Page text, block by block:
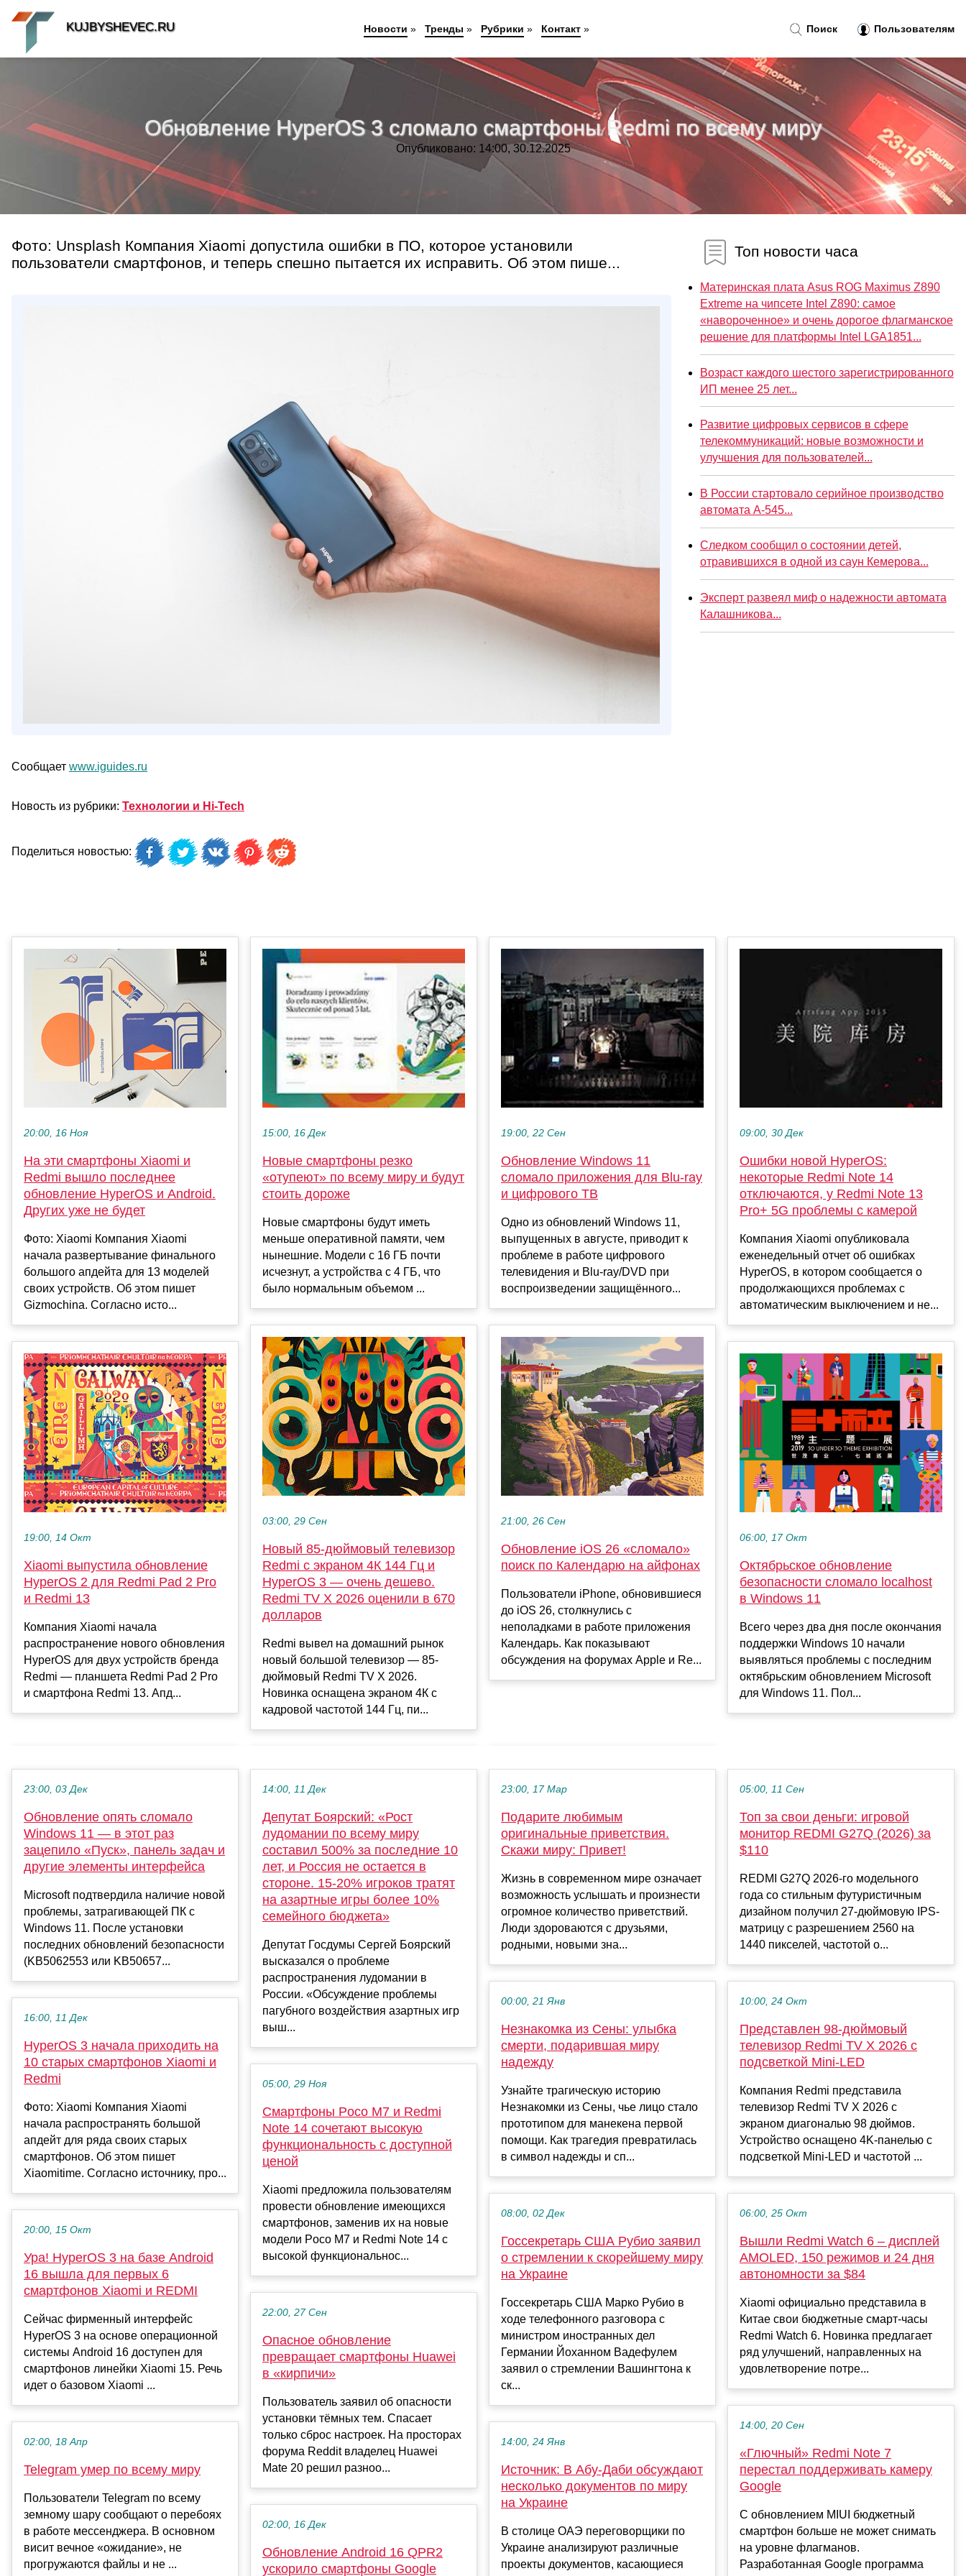
Обновление HyperOS 3 сломало смартфоны Redmi по всему миру
Опубликовано: 14:00, 30.12.2025
Фото: Unsplash Компания Xiaomi допустила ошибки в ПО, которое установили
пользователи смартфонов, и теперь спешно пытается их исправить. Об этом пише...
Сообщает www.iguides.ru
Новость из рубрики: Технологии и Hi-Tech
Поделиться новостью:
Топ новости часа
Материнская плата Asus ROG Maximus Z890
Extreme на чипсете Intel Z890: самое
«навороченное» и очень дорогое флагманское
решение для платформы Intel LGA1851...
Возраст каждого шестого зарегистрированного
ИП менее 25 лет...
Развитие цифровых сервисов в сфере
телекоммуникаций: новые возможности и
улучшения для пользователей...
В России стартовало серийное производство
автомата А-545...
Следком сообщил о состоянии детей,
отравившихся в одной из саун Кемерова...
Эксперт развеял миф о надежности автомата
Калашникова...
20:00, 16 Ноя
На эти смартфоны Xiaomi и
Redmi вышло последнее
обновление HyperOS и Android.
Других уже не будет
Фото: Xiaomi Компания Xiaomi
начала развертывание финального
большого апдейта для 13 моделей
своих устройств. Об этом пишет
Gizmochina. Согласно исто...
19:00, 14 Окт
Xiaomi выпустила обновление
HyperOS 2 для Redmi Pad 2 Pro
и Redmi 13
Компания Xiaomi начала
распространение нового обновления
HyperOS для двух устройств бренда
Redmi — планшета Redmi Pad 2 Pro
и смартфона Redmi 13. Апд...
15:00, 16 Дек
Новые смартфоны резко
«отупеют» по всему миру и будут
стоить дороже
Новые смартфоны будут иметь
меньше оперативной памяти, чем
нынешние. Модели с 16 ГБ почти
исчезнут, а устройства с 4 ГБ, что
было нормальным объемом ...
03:00, 29 Сен
Новый 85-дюймовый телевизор
Redmi с экраном 4К 144 Гц и
HyperOS 3 — очень дешево.
Redmi TV X 2026 оценили в 670
долларов
Redmi вывел на домашний рынок
новый большой телевизор — 85-
дюймовый Redmi TV X 2026.
Новинка оснащена экраном 4К с
кадровой частотой 144 Гц, пи...
19:00, 22 Сен
Обновление Windows 11
сломало приложения для Blu-ray
и цифрового ТВ
Одно из обновлений Windows 11,
выпущенных в августе, приводит к
проблеме в работе цифрового
телевидения и Blu-ray/DVD при
воспроизведении защищённого...
21:00, 26 Сен
Обновление iOS 26 «сломало»
поиск по Календарю на айфонах
Пользователи iPhone, обновившиеся
до iOS 26, столкнулись с
неполадками в работе приложения
Календарь. Как показывают
обсуждения на форумах Apple и Re...
09:00, 30 Дек
Ошибки новой HyperOS:
некоторые Redmi Note 14
отключаются, у Redmi Note 13
Pro+ 5G проблемы с камерой
Компания Xiaomi опубликовала
еженедельный отчет об ошибках
HyperOS, в котором сообщается о
продолжающихся проблемах с
автоматическим выключением и не...
06:00, 17 Окт
Октябрьское обновление
безопасности сломало localhost
в Windows 11
Всего через два дня после окончания
поддержки Windows 10 начали
выявляться проблемы с последним
октябрьским обновлением Microsoft
для Windows 11. Пол...
23:00, 03 Дек
Обновление опять сломало
Windows 11 — в этот раз
зацепило «Пуск», панель задач и
другие элементы интерфейса
Microsoft подтвердила наличие новой
проблемы, затрагивающей ПК с
Windows 11. После установки
последних обновлений безопасности
(KB5062553 или KB50657...
16:00, 11 Дек
HyperOS 3 начала приходить на
10 старых смартфонов Xiaomi и
Redmi
Фото: Xiaomi Компания Xiaomi
начала распространять большой
апдейт для ряда своих старых
смартфонов. Об этом пишет
Xiaomitime. Согласно источнику, про...
20:00, 15 Окт
Ура! HyperOS 3 на базе Android
16 вышла для первых 6
смартфонов Xiaomi и REDMI
Сейчас фирменный интерфейс
HyperOS 3 на основе операционной
системы Android 16 доступен для
смартфонов линейки Xiaomi 15. Речь
идет о базовом Xiaomi ...
02:00, 18 Апр
Telegram умер по всему миру
Пользователи Telegram по всему
земному шару сообщают о перебоях
в работе мессенджера. В основном
висит вечное «ожидание», не
прогружаются файлы и не ...
14:00, 11 Дек
Депутат Боярский: «Рост
лудомании по всему миру
составил 500% за последние 10
лет, и Россия не остается в
стороне. 15-20% игроков тратят
на азартные игры более 10%
семейного бюджета»
Депутат Госдумы Сергей Боярский
высказался о проблеме
распространения лудомании в
России. «Обсуждение проблемы
пагубного воздействия азартных игр
выш...
05:00, 29 Ноя
Смартфоны Poco M7 и Redmi
Note 14 сочетают высокую
функциональность с доступной
ценой
Xiaomi предложила пользователям
провести обновление имеющихся
смартфонов, заменив их на новые
модели Poco M7 и Redmi Note 14 с
высокой функциональнос...
22:00, 27 Сен
Опасное обновление
превращает смартфоны Huawei
в «кирпичи»
Пользователь заявил об опасности
установки тёмных тем. Спасает
только сброс настроек. На просторах
форума Reddit владелец Huawei
Mate 20 решил разноо...
02:00, 16 Дек
Обновление Android 16 QPR2
ускорило смартфоны Google
23:00, 17 Мар
Подарите любимым
оригинальные приветствия.
Скажи миру: Привет!
Жизнь в современном мире означает
возможность услышать и произнести
огромное количество приветствий.
Люди здороваются с друзьями,
родными, новыми зна...
00:00, 21 Янв
Незнакомка из Сены: улыбка
смерти, подарившая миру
надежду
Узнайте трагическую историю
Незнакомки из Сены, чье лицо стало
прототипом для манекена первой
помощи. Как трагедия превратилась
в символ надежды и сп...
08:00, 02 Дек
Госсекретарь США Рубио заявил
о стремлении к скорейшему миру
на Украине
Госсекретарь США Марко Рубио в
ходе телефонного разговора с
министром иностранных дел
Германии Йоханном Вадефулем
заявил о стремлении Вашингтона к
ск...
14:00, 24 Янв
Источник: В Абу-Даби обсуждают
несколько документов по миру
на Украине
В столице ОАЭ переговорщики по
Украине анализируют различные
проекты документов, касающиеся
05:00, 11 Сен
Топ за свои деньги: игровой
монитор REDMI G27Q (2026) за
$110
REDMI G27Q 2026-го модельного
года со стильным футуристичным
дизайном получил 27-дюймовую IPS-
матрицу с разрешением 2560 на
1440 пикселей, частотой о...
10:00, 24 Окт
Представлен 98-дюймовый
телевизор Redmi TV X 2026 с
подсветкой Mini-LED
Компания Redmi представила
телевизор Redmi TV X 2026 с
экраном диагональю 98 дюймов.
Устройство оснащено 4K-панелью с
подсветкой Mini-LED и частотой ...
06:00, 25 Окт
Вышли Redmi Watch 6 – дисплей
AMOLED, 150 режимов и 24 дня
автономности за $84
Xiaomi официально представила в
Китае свои бюджетные смарт-часы
Redmi Watch 6. Новинка предлагает
ряд улучшений, направленных на
удовлетворение потре...
14:00, 20 Сен
«Глючный» Redmi Note 7
перестал поддерживать камеру
Google
С обновлением MIUI бюджетный
смартфон больше не может снимать
на уровне флагманов.
Разработанная Google программа
Поиск Пользователям
KUJBYSHEVEC.RU Новости » Тренды » Рубрики » Контакт»